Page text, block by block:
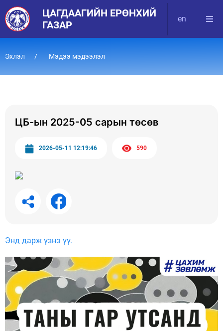
ЦАГДААГИЙН ЕРӨНХИЙ
ГАЗАР
en
Эхлэл Мэдээ мэдээлэл
ЦБ-ын 2025-05 сарын төсөв
2026-05-11 12:19:46 590
Энд дарж үзнэ үү.